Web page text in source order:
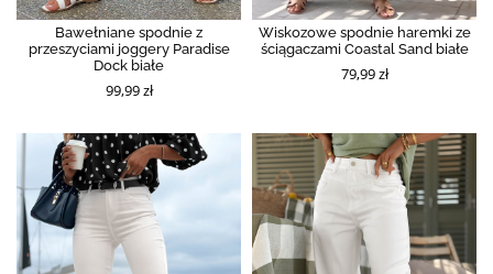
Bawełniane spodnie z
przeszyciami joggery Paradise
Dock białe
99,99 zł
Wiskozowe spodnie haremki ze
ściągaczami Coastal Sand białe
79,99 zł